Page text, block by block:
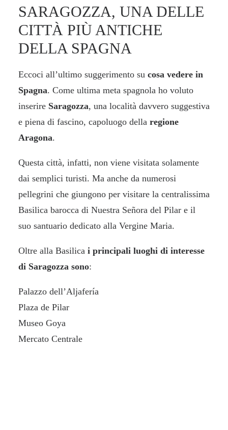
SARAGOZZA, UNA DELLE
CITTÀ PIÙ ANTICHE
DELLA SPAGNA
Eccoci all’ultimo suggerimento su cosa vedere in
Spagna. Come ultima meta spagnola ho voluto
inserire Saragozza, una località davvero suggestiva
e piena di fascino, capoluogo della regione
Aragona.
Questa città, infatti, non viene visitata solamente
dai semplici turisti. Ma anche da numerosi
pellegrini che giungono per visitare la centralissima
Basilica barocca di Nuestra Señora del Pilar e il
suo santuario dedicato alla Vergine Maria.
Oltre alla Basilica i principali luoghi di interesse
di Saragozza sono:
Palazzo dell’Aljafería
Plaza de Pilar
Museo Goya
Mercato Centrale